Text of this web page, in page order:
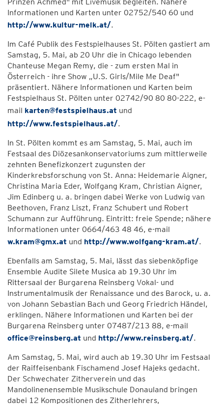
Informationen und Karten unter 02752/540 60 und
http://www.kultur-melk.at/.
Im Café Publik des Festspielhauses St. Pölten gastiert am
Samstag, 5. Mai, ab 20 Uhr die in Chicago lebenden
Chanteuse Megan Remy, die - zum ersten Mal in
Österreich - ihre Show „U.S. Girls/Mile Me Deaf"
präsentiert. Nähere Informationen und Karten beim
Festspielhaus St. Pölten unter 02742/90 80 80-222, e-
mail karten@festspielhaus.at und
http://www.festspielhaus.at/.
In St. Pölten kommt es am Samstag, 5. Mai, auch im
Festsaal des Diözesankonservatoriums zum mittlerweile
zehnten Benefizkonzert zugunsten der
Kinderkrebsforschung von St. Anna: Heidemarie Aigner,
Christina Maria Eder, Wolfgang Kram, Christian Aigner,
Jim Edinberg u. a. bringen dabei Werke von Ludwig van
Beethoven, Franz Liszt, Franz Schubert und Robert
Schumann zur Aufführung. Eintritt: freie Spende; nähere
Informationen unter 0664/463 48 46, e-mail
w.kram@gmx.at und http://www.wolfgang-kram.at/.
Ebenfalls am Samstag, 5. Mai, lässt das siebenköpfige
Ensemble Audite Silete Musica ab 19.30 Uhr im
Rittersaal der Burgarena Reinsberg Vokal- und
Instrumentalmusik der Renaissance und des Barock, u. a.
von Johann Sebastian Bach und Georg Friedrich Händel,
erklingen. Nähere Informationen und Karten bei der
Burgarena Reinsberg unter 07487/213 88, e-mail
office@reinsberg.at und http://www.reinsberg.at/.
Am Samstag, 5. Mai, wird auch ab 19.30 Uhr im Festsaal
der Raiffeisenbank Fischamend Josef Hajeks gedacht.
Der Schwechater Zitherverein und das
Mandolinenensemble Musikschule Donauland bringen
dabei 12 Kompositionen des Zitherlehrers,